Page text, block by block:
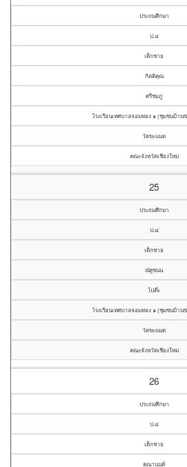
ประถมศึกษา
ป.๔
เด็กชาย
กิตติคุณ
ศรีชมภู
โรงเรียนเทศบาลจอมทอง ๑ (ชุมชนบ้าน
วัดขะแมด
คณะจังหวัดเชียงใหม่
25
ประถมศึกษา
ป.๔
เด็กชาย
ณัฐชนน
โปต๊ะ
โรงเรียนเทศบาลจอมทอง ๑ (ชุมชนบ้าน
วัดขะแมด
คณะจังหวัดเชียงใหม่
26
ประถมศึกษา
ป.๔
เด็กชาย
คุณานนท์